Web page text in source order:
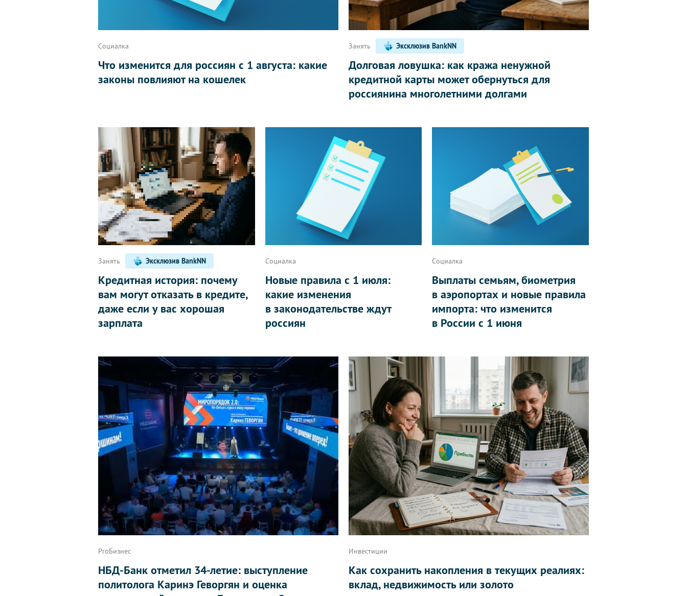
Социалка
Что изменится для россиян с 1 августа: какие
законы повлияют на кошелек
Занять Эксклюзив BankNN
Долговая ловушка: как кража ненужной
кредитной карты может обернуться для
россиянина многолетними долгами
Занять Эксклюзив BankNN
Кредитная история: почему
вам могут отказать в кредите,
даже если у вас хорошая
зарплата
Социалка
Новые правила с 1 июля:
какие изменения
в законодательстве ждут
россиян
Социалка
Выплаты семьям, биометрия
в аэропортах и новые правила
импорта: что изменится
в России с 1 июня
ProБизнес
НБД-Банк отметил 34-летие: выступление
политолога Каринэ Геворгян и оценка
Инвестиции
Как сохранить накопления в текущих реалиях:
вклад, недвижимость или золото